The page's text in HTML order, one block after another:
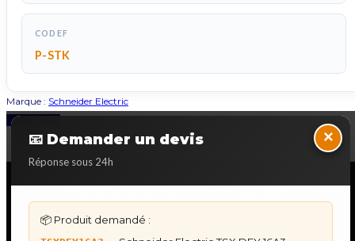
CODEF
P-STK
Marque : Schneider Electric
📧 Demander un devis
Réponse sous 24h
×
📦 Produit demandé :
Back to Top
DÉPANNAGE AUTOMATES